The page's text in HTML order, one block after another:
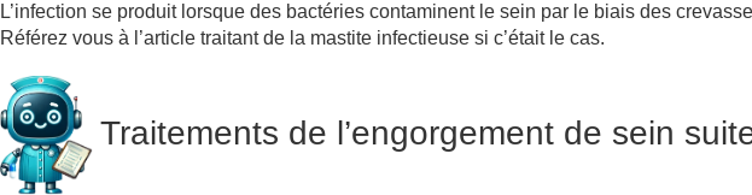
L’infection se produit lorsque des bactéries contaminent le sein par le biais des
Référez vous à l’article traitant de la mastite infectieuse si c’était le cas.
Traitements de l’engorgement de sein